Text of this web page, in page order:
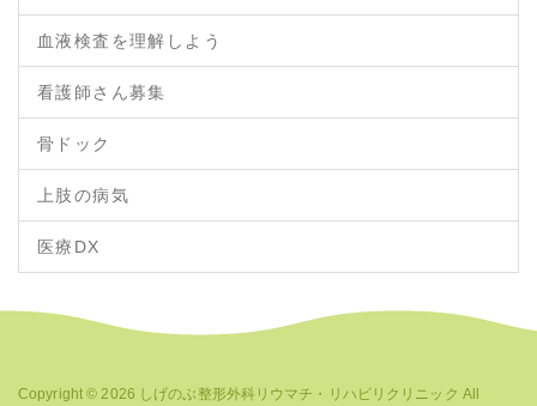
血液検査を理解しよう
看護師さん募集
骨ドック
上肢の病気
医療DX
Copyright © 2026 しげのぶ整形外科リウマチ・リハビリクリニック All